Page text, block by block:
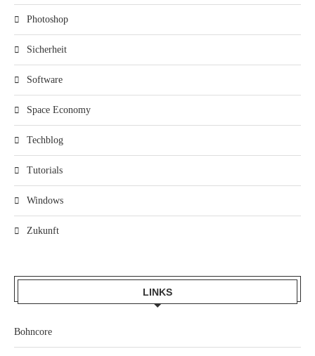
Photoshop
Sicherheit
Software
Space Economy
Techblog
Tutorials
Windows
Zukunft
LINKS
Bohncore